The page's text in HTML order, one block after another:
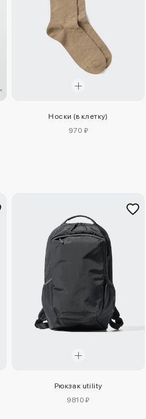
Носки (в клетку)
970 ₽
Рюкзак utility
9810 ₽